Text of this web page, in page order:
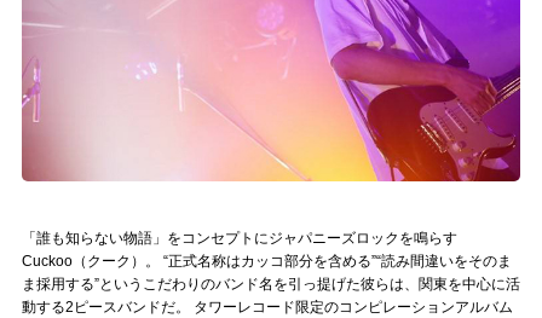
muevoクラウドファンディング
ぶいコミュ！by muevo
ぶいマガ！ by muevo
「誰も知らない物語」をコンセプトにジャパニーズロックを鳴らす
Cuckoo（クーク）。 “正式名称はカッコ部分を含める”“読み間違いをそのま
ま採用する”というこだわりのバンド名を引っ提げた彼らは、関東を中心に活
動する2ピースバンドだ。 タワーレコード限定のコンピレーションアルバム